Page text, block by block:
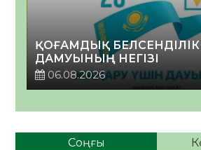
ҚОҒАМДЫҚ БЕЛСЕНДІЛІК
ДАМУЫНЫҢ НЕГІЗІ
06.08.2026
Соңғы